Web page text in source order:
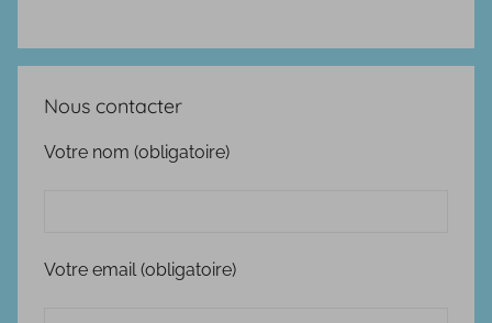
Nous contacter
Votre nom (obligatoire)
Votre email (obligatoire)